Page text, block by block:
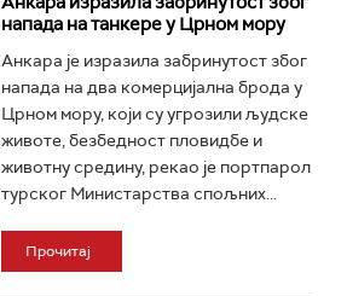
напада на танкере у Црном мору
Анкара је изразила забринутост због
напада на два комерцијална брода у
Црном мору, који су угрозили људске
животе, безбедност пловидбе и
животну средину, рекао је портпарол
турског Министарства спољних...
Прочитај